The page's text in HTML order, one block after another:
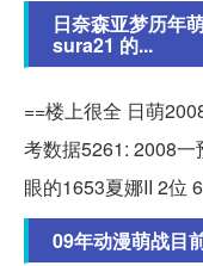
日奈森亚梦历年
sura21 的...
==楼上很全 日萌
考数据5261: 2008
眼的1653夏娜II 2位
09年动漫萌战目